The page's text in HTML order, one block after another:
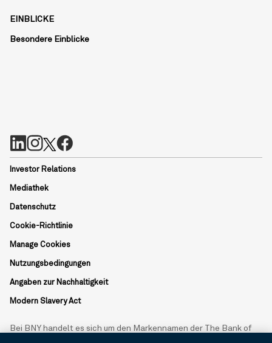
EINBLICKE
Besondere Einblicke
Investor Relations
Mediathek
Datenschutz
Cookie-Richtlinie
Manage Cookies
Nutzungsbedingungen
Angaben zur Nachhaltigkeit
Modern Slavery Act
Bei BNY handelt es sich um den Markennamen der The Bank of